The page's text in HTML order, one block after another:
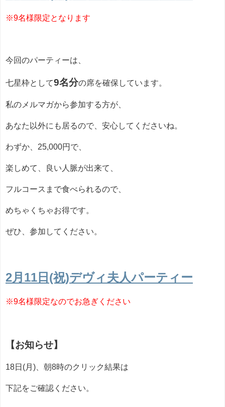
※9名様限定となります
今回のパーティーは、
七星枠として9名分の席を確保しています。
私のメルマガから参加する方が、
あなた以外にも居るので、安心してくださいね。
わずか、25,000円で、
楽しめて、良い人脈が出来て、
フルコースまで食べられるので、
めちゃくちゃお得です。
ぜひ、参加してください。
2月11日(祝)デヴィ夫人パーティー
※9名様限定なのでお急ぎください
【お知らせ】
18日(月)、朝8時のクリック結果は
下記をご確認ください。